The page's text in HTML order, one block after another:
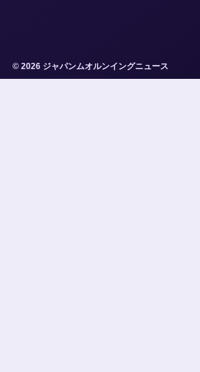
© 2026 ジャパンムオルンイングニュース